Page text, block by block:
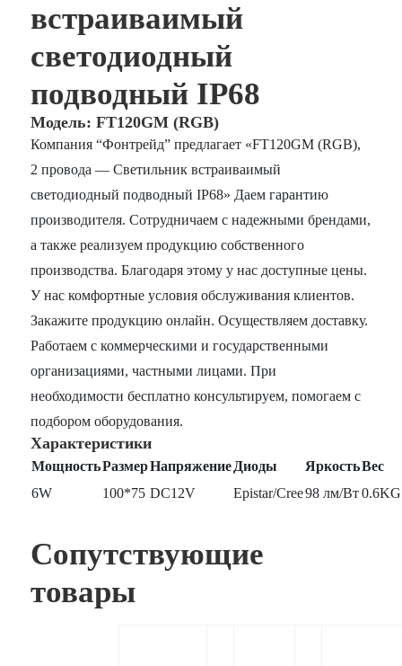
встраиваимый
светодиодный
подводный IP68
Модель: FT120GM (RGB)
Компания “Фонтрейд” предлагает «FT120GM (RGB),
2 провода — Светильник встраиваимый
светодиодный подводный IP68» Даем гарантию
производителя. Сотрудничаем с надежными брендами,
а также реализуем продукцию собственного
производства. Благодаря этому у нас доступные цены.
У нас комфортные условия обслуживания клиентов.
Закажите продукцию онлайн. Осуществляем доставку.
Работаем с коммерческими и государственными
организациями, частными лицами. При
необходимости бесплатно консультируем, помогаем с
подбором оборудования.
Характеристики
МощностьРазмерНапряжение Диоды ЯркостьВес
6W
100*75 DC12V Epistar/Cree98 лм/Вт 0.6KG
Сопутствующие
товары